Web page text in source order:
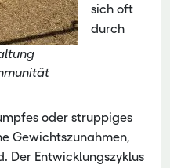
sich oft
durch
oder struppiges
Gewichtszunahmen,
Der Entwicklungszyklus